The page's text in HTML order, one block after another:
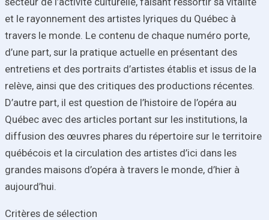
et le rayonnement des artistes lyriques du Québec à
travers le monde. Le contenu de chaque numéro porte,
d’une part, sur la pratique actuelle en présentant des
entretiens et des portraits d’artistes établis et issus de la
relève, ainsi que des critiques des productions récentes.
D’autre part, il est question de l’histoire de l’opéra au
Québec avec des articles portant sur les institutions, la
diffusion des œuvres phares du répertoire sur le territoire
québécois et la circulation des artistes d’ici dans les
grandes maisons d’opéra à travers le monde, d’hier à
aujourd’hui.
Critères de sélection